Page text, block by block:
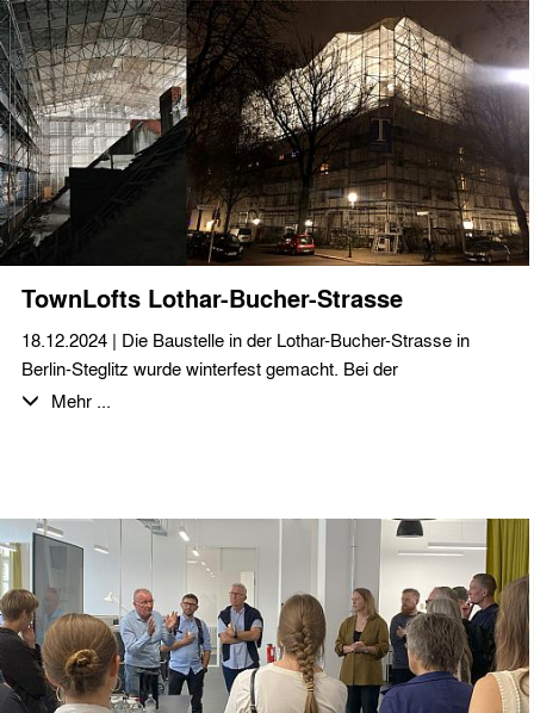
Segment Ferienimmobilien und Hospitality und beim Planen
und Bauen im Bestand.
Wir wünschen einen guten Start und freuen uns auf die
Zusammenarbeit!
TownLofts Lothar-Bucher-Strasse
18.12.2024 | Die Baustelle in der Lothar-Bucher-Strasse in
Berlin-Steglitz wurde winterfest gemacht. Bei der
zweigeschossigen Dachgeschossaufstockung bzw. -neubau
Firmen und interessierten Nachbarn eingeweiht. Wir bedanken
uns bei unseren Auftraggebern herzlich für die Einladung und
wünschen allen erholsame Feiertage und einen guten Rutsch
ins neue Jahr!
Mehr ...